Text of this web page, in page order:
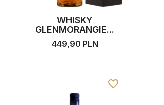
WHISKY
GLENMORANGIE...
449,90 PLN
favorite_border